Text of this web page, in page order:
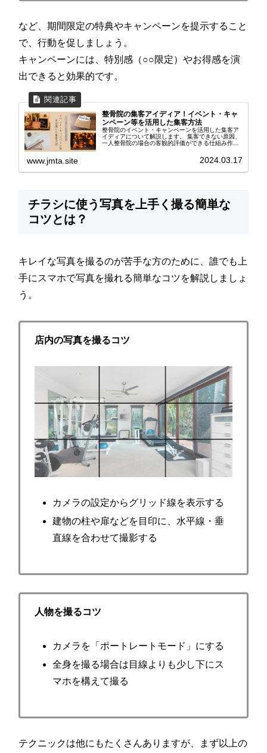
など、期間限定の特典やキャンペーンを提示すること
で、行動を促しましょう。
キャンペーンには、特別感（○○限定）やお得感を演
出できると効果的です。
整骨院の集客アイディア！イベント・キャ
ンペーン等を活用した集客方法
整骨院のイベント・キャンペーンを活用した集客ア
イディアについて解説します。 集客できない原因、
一人整骨院の場合の客観的評価ができる仕組み作
選、整骨院のコンセプト発信の大切さについて紹介
www.jmta.site 2024.03.17
チラシに使う写真を上手く撮る簡単な
コツとは？
キレイな写真を撮るのが苦手な方のために、誰でも上
手にスマホで写真を撮れる簡単なコツを解説しましょ
う。
店内の写真を撮るコツ
カメラの設定からグリッド線を表示する
建物の柱や扉などを目印に、水平線・垂
直線を合わせて撮影する
人物を撮るコツ
カメラを「ポートレートモード」にする
全身を撮る場合は目線よりも少し下にス
マホを構えて撮る
テクニックは他にもたくさんありますが、まず以上の